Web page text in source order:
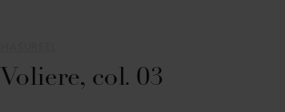
Voliere, col. 03